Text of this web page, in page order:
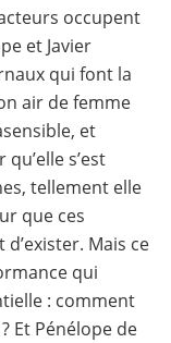
occupent
et Javier
qui font la
air de femme
et
s’est
tellement elle
que ces
Mais ce
qui
: comment
Et Pénélope de